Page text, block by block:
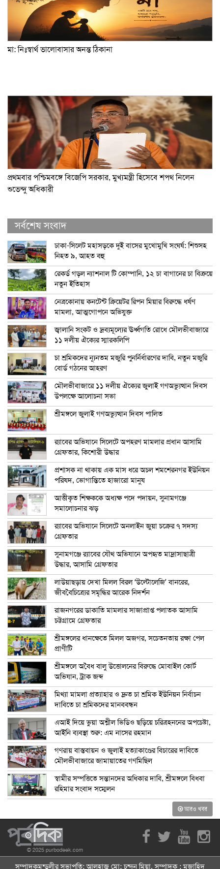
মা: নিঃস্বার্থ ভালোবাসার অনন্ত ঠিকানা
প্রথমবার পশ্চিমবঙ্গে বিজেপি সরকার, মুখ্যমন্ত্রী হিসেবে শপথ নিলেন
শুভেন্দু অধিকারী
সর্বশেষ সংবাদ
ঢাকা-সিলেট মহাসড়কে দুই বাসের মুখোমুখি সংঘর্ষ: শিশুসহ
নিহত ৯, আহত বহু
রেকর্ড গড়ল ন্যাশনাল টি কোম্পানি, ১২ চা বাগানের চা বিক্রয়ে
নতুন ইতিহাস
নেত্রকোনায় কনটেন্ট ক্রিয়েটর রিপন মিয়ার বিরুদ্ধে ধর্ষণ
মামলা, আত্মগোপনে অভিযুক্ত
জ্বালানি সংকট ও দ্রব্যমূল্যের ঊর্ধ্বগতি রোধে মৌলভীবাজারে
১১ দলীয় ঐক্যের স্মারকলিপি
চা শ্রমিকদের ন্যূনতম মজুরি পুনর্নির্ধারণের দাবি, নতুন মজুরি
বোর্ড গঠনের আহরণ
মৌলভীবাজারে ১১ দলীয় ঐক্যের জুলাই গণঅভ্যুত্থান দিবস
উপলক্ষে আলোচনা সভা
শ্রীমঙ্গলে জুলাই গণঅভ্যুত্থান দিবস পালিত
র‍্যাবের অভিযানে সিলেটে অপহরণ মামলার প্রধান আসামি
গ্রেফতার, কিশোরী উদ্ধার
প্রশাসক না থাকায় এক মাস ধরে অচল শমশেরনগর ইউনিয়ন
পরিষদ, ভোগান্তিতে হাজারো মানুষ
আত্তীকৃত শিক্ষককে অধ্যক্ষ পদে পদায়ন, সুনামগঞ্জে
সমালোচনার ঝড়
র‍্যাবের অভিযানে সিলেটে অনলাইন জুয়া চক্রের ৭ সদস্য
গ্রেফতার
সুনামগঞ্জে র‍্যাবের যৌথ অভিযানে অপহৃত মাদ্রাসাছাত্রী
উদ্ধার, আসামি গ্রেফতার
লাউয়াছড়ায় দেখা মিলল বিরল ‘উল্টোলেজি’ বানরের,
জীববৈচিত্র্যের সমৃদ্ধির আরেক নিদর্শন
রাজনগরের ডাকাতি মামলার সাজাপ্রাপ্ত পলাতক আসামি
চট্টগ্রামে গ্রেফতার
শ্রীমঙ্গলের ধানক্ষেতে মিলল অজগর, সচেতনতায় রক্ষা পেল
প্রাণীটি
শ্রীমঙ্গলে অবৈধ বালু উত্তোলনের বিরুদ্ধে মোবাইল কোর্ট
অভিযান, ট্রাক জব্দ
মিথ্যা মামলা প্রত্যাহার ও দ্রুত চা শ্রমিক ইউনিয়ন নির্বাচন
দাবিতে চা শ্রমিকদের মানববন্ধন
এআই দিয়ে ভুয়া অশ্লীল ভিডিও ছড়িয়ে চরিত্রহননের অপচেষ্টা,
আইনি ব্যবস্থা শুরু: এম নাসের রহমান
গণরায় বাস্তবায়ন ও জুলাই হত্যাকাণ্ডের বিচারের দাবিতে
মৌলভীবাজারে জামায়াতের গণমিছিল
স্বামীর সম্পত্তিতে সন্তানদের অধিকার দাবি, শ্রীমঙ্গলে বিধবা
রহিমার সংবাদ সম্মেলন
আরও খবর
© 2025 purbodeek.com
সম্পাদকমন্ডলীর সভাপতি: আলহাজ্ব মো: চন্দন মিয়া, সম্পাদক : মুজাহিদ